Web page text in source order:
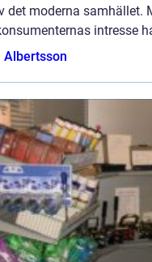
det moderna samhället.
intresse
Albertsson